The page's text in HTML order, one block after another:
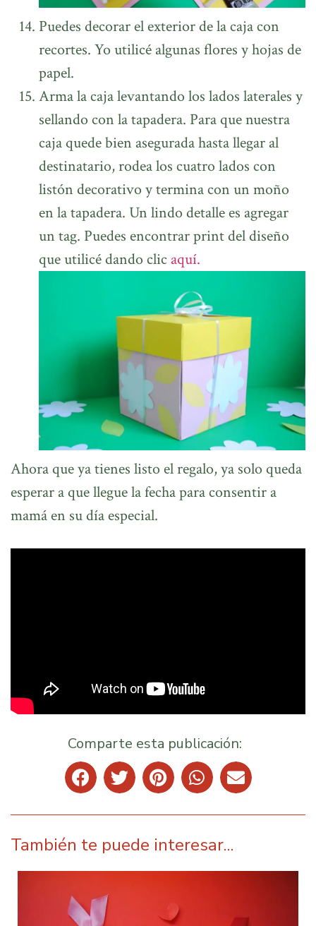
Puedes decorar el exterior de la caja con
recortes. Yo utilicé algunas flores y hojas de
papel.
Arma la caja levantando los lados laterales y
sellando con la tapadera. Para que nuestra
caja quede bien asegurada hasta llegar al
destinatario, rodea los cuatro lados con
listón decorativo y termina con un moño
en la tapadera. Un lindo detalle es agregar
un tag. Puedes encontrar print del diseño
que utilicé dando clic aquí.
Ahora que ya tienes listo el regalo, ya solo queda
esperar a que llegue la fecha para consentir a
mamá en su día especial.
Comparte esta publicación:
También te puede interesar...